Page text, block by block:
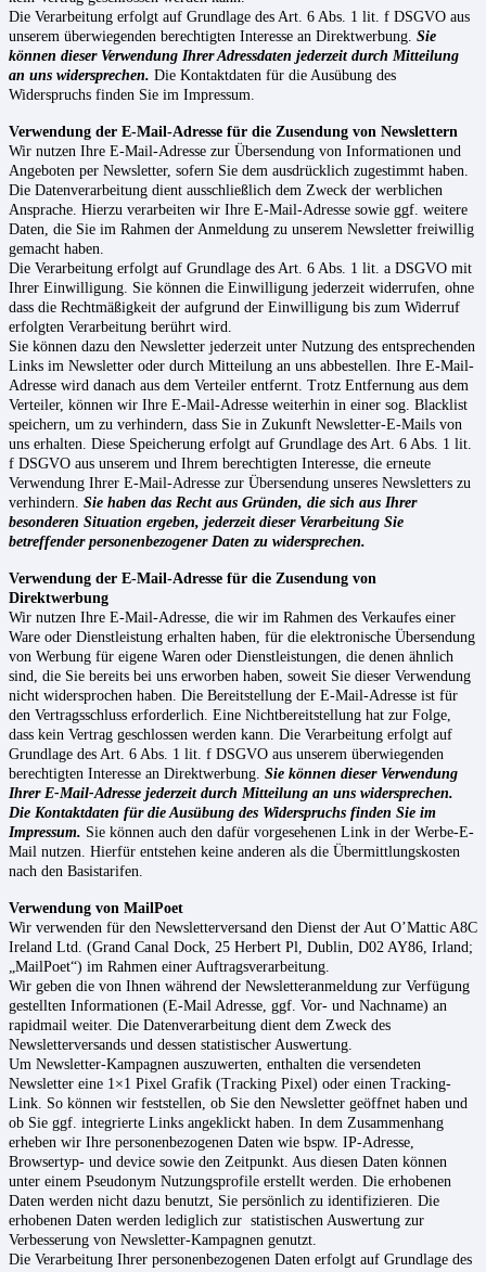
Die Verarbeitung erfolgt auf Grundlage des Art. 6 Abs. 1 lit. f DSGVO aus
unserem überwiegenden berechtigten Interesse an Direktwerbung. Sie
können dieser Verwendung Ihrer Adressdaten jederzeit durch Mitteilung
an uns widersprechen. Die Kontaktdaten für die Ausübung des
Widerspruchs finden Sie im Impressum.
Verwendung der E-Mail-Adresse für die Zusendung von Newslettern
Wir nutzen Ihre E-Mail-Adresse zur Übersendung von Informationen und
Angeboten per Newsletter, sofern Sie dem ausdrücklich zugestimmt haben.
Die Datenverarbeitung dient ausschließlich dem Zweck der werblichen
Ansprache. Hierzu verarbeiten wir Ihre E-Mail-Adresse sowie ggf. weitere
Daten, die Sie im Rahmen der Anmeldung zu unserem Newsletter freiwillig
gemacht haben.
Die Verarbeitung erfolgt auf Grundlage des Art. 6 Abs. 1 lit. a DSGVO mit
Ihrer Einwilligung. Sie können die Einwilligung jederzeit widerrufen, ohne
dass die Rechtmäßigkeit der aufgrund der Einwilligung bis zum Widerruf
erfolgten Verarbeitung berührt wird.
Sie können dazu den Newsletter jederzeit unter Nutzung des entsprechenden
Links im Newsletter oder durch Mitteilung an uns abbestellen. Ihre E-Mail-
Adresse wird danach aus dem Verteiler entfernt. Trotz Entfernung aus dem
Verteiler, können wir Ihre E-Mail-Adresse weiterhin in einer sog. Blacklist
speichern, um zu verhindern, dass Sie in Zukunft Newsletter-E-Mails von
uns erhalten. Diese Speicherung erfolgt auf Grundlage des Art. 6 Abs. 1 lit.
f DSGVO aus unserem und Ihrem berechtigten Interesse, die erneute
Verwendung Ihrer E-Mail-Adresse zur Übersendung unseres Newsletters zu
verhindern. Sie haben das Recht aus Gründen, die sich aus Ihrer
besonderen Situation ergeben, jederzeit dieser Verarbeitung Sie
betreffender personenbezogener Daten zu widersprechen.
Verwendung der E-Mail-Adresse für die Zusendung von
Direktwerbung
Wir nutzen Ihre E-Mail-Adresse, die wir im Rahmen des Verkaufes einer
Ware oder Dienstleistung erhalten haben, für die elektronische Übersendung
von Werbung für eigene Waren oder Dienstleistungen, die denen ähnlich
sind, die Sie bereits bei uns erworben haben, soweit Sie dieser Verwendung
nicht widersprochen haben. Die Bereitstellung der E-Mail-Adresse ist für
den Vertragsschluss erforderlich. Eine Nichtbereitstellung hat zur Folge,
dass kein Vertrag geschlossen werden kann. Die Verarbeitung erfolgt auf
Grundlage des Art. 6 Abs. 1 lit. f DSGVO aus unserem überwiegenden
berechtigten Interesse an Direktwerbung. Sie können dieser Verwendung
Ihrer E-Mail-Adresse jederzeit durch Mitteilung an uns widersprechen.
Die Kontaktdaten für die Ausübung des Widerspruchs finden Sie im
Impressum. Sie können auch den dafür vorgesehenen Link in der Werbe-E-
Mail nutzen. Hierfür entstehen keine anderen als die Übermittlungskosten
nach den Basistarifen.
Verwendung von MailPoet
Wir verwenden für den Newsletterversand den Dienst der Aut O’Mattic A8C
Ireland Ltd. (Grand Canal Dock, 25 Herbert Pl, Dublin, D02 AY86, Irland;
„MailPoet“) im Rahmen einer Auftragsverarbeitung.
Wir geben die von Ihnen während der Newsletteranmeldung zur Verfügung
gestellten Informationen (E-Mail Adresse, ggf. Vor- und Nachname) an
rapidmail weiter. Die Datenverarbeitung dient dem Zweck des
Newsletterversands und dessen statistischer Auswertung.
Um Newsletter-Kampagnen auszuwerten, enthalten die versendeten
Newsletter eine 1×1 Pixel Grafik (Tracking Pixel) oder einen Tracking-
Link. So können wir feststellen, ob Sie den Newsletter geöffnet haben und
ob Sie ggf. integrierte Links angeklickt haben. In dem Zusammenhang
erheben wir Ihre personenbezogenen Daten wie bspw. IP-Adresse,
Browsertyp- und device sowie den Zeitpunkt. Aus diesen Daten können
unter einem Pseudonym Nutzungsprofile erstellt werden. Die erhobenen
Daten werden nicht dazu benutzt, Sie persönlich zu identifizieren. Die
erhobenen Daten werden lediglich zur statistischen Auswertung zur
Verbesserung von Newsletter-Kampagnen genutzt.
Die Verarbeitung Ihrer personenbezogenen Daten erfolgt auf Grundlage des